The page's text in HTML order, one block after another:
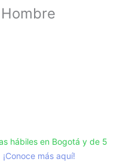
hábiles en Bogotá y de 5
¡Conoce más aquí!